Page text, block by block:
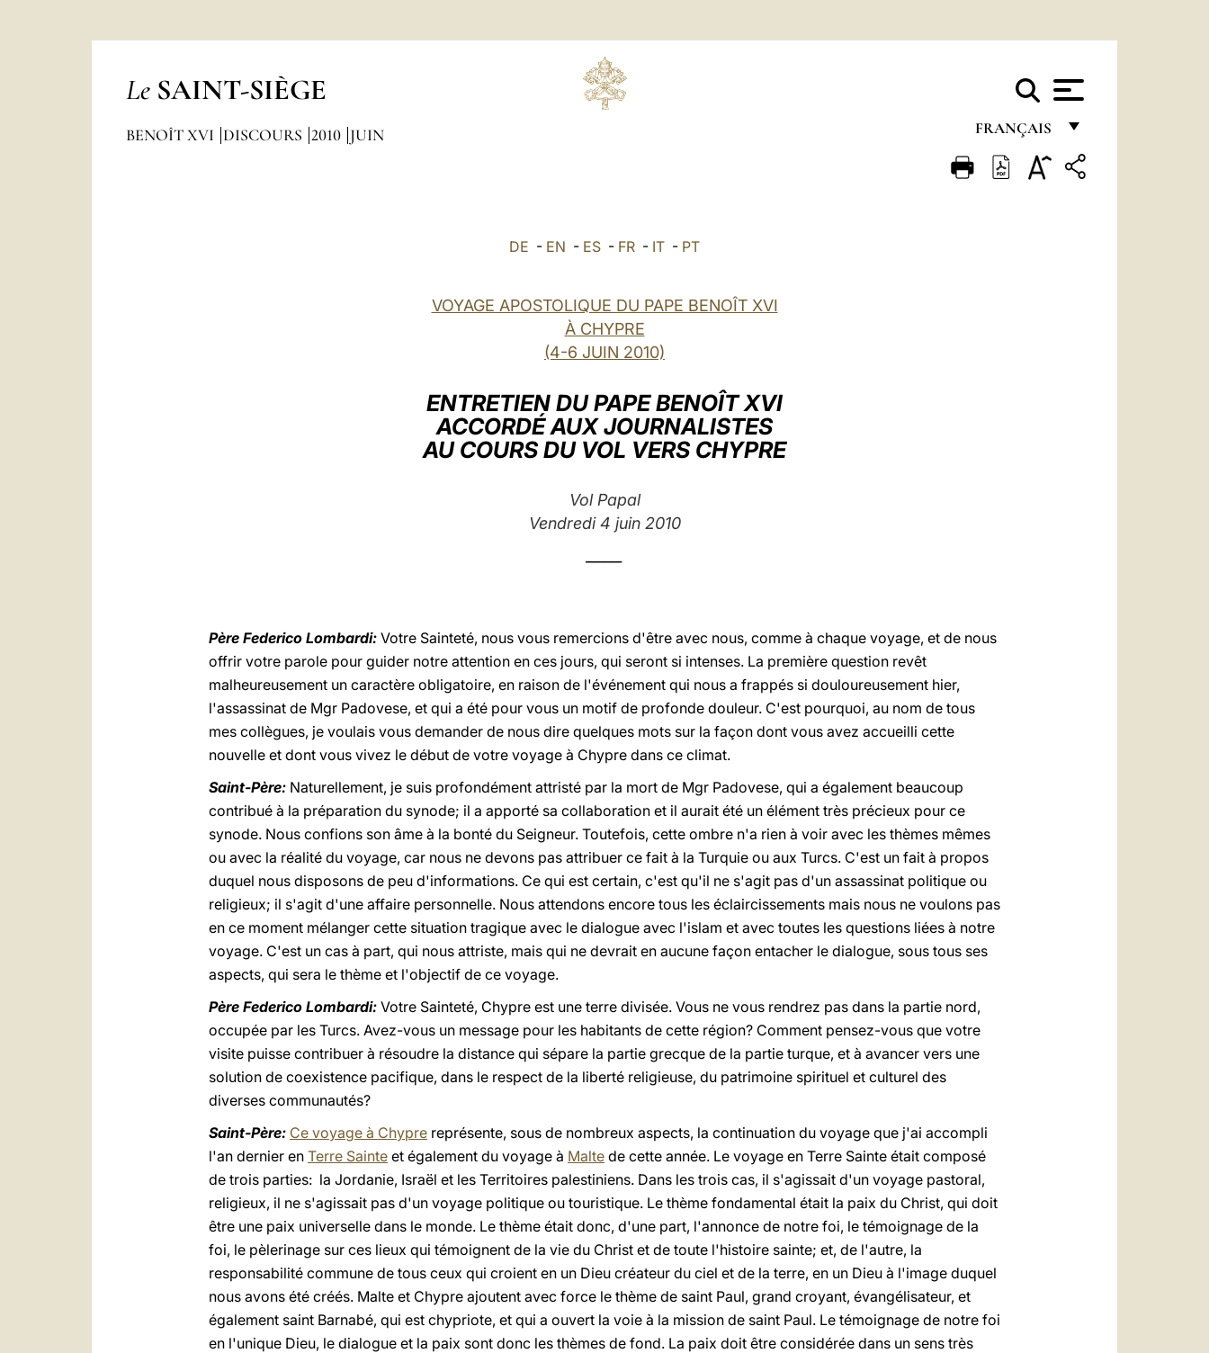
Le SAINT-SIÈGE
FRANÇAIS
FRANÇAIS
BENOÎT XVI DISCOURS 2010 JUIN
DE - EN - ES - FR - IT - PT
VOYAGE APOSTOLIQUE DU PAPE BENOÎT XVI
À CHYPRE
(4-6 JUIN 2010)
ENTRETIEN DU PAPE BENOÎT XVI
ACCORDÉ AUX JOURNALISTES
AU COURS DU VOL VERS CHYPRE
Vol Papal
Vendredi 4 juin 2010
Père Federico Lombardi: Votre Sainteté, nous vous remercions d'être avec nous, comme à chaque voyage, et de nous
offrir votre parole pour guider notre attention en ces jours, qui seront si intenses. La première question revêt
malheureusement un caractère obligatoire, en raison de l'événement qui nous a frappés si douloureusement hier,
l'assassinat de Mgr Padovese, et qui a été pour vous un motif de profonde douleur. C'est pourquoi, au nom de tous
mes collègues, je voulais vous demander de nous dire quelques mots sur la façon dont vous avez accueilli cette
nouvelle et dont vous vivez le début de votre voyage à Chypre dans ce climat.
Saint-Père: Naturellement, je suis profondément attristé par la mort de Mgr Padovese, qui a également beaucoup
contribué à la préparation du synode; il a apporté sa collaboration et il aurait été un élément très précieux pour ce
synode. Nous confions son âme à la bonté du Seigneur. Toutefois, cette ombre n'a rien à voir avec les thèmes mêmes
ou avec la réalité du voyage, car nous ne devons pas attribuer ce fait à la Turquie ou aux Turcs. C'est un fait à propos
duquel nous disposons de peu d'informations. Ce qui est certain, c'est qu'il ne s'agit pas d'un assassinat politique ou
religieux; il s'agit d'une affaire personnelle. Nous attendons encore tous les éclaircissements mais nous ne voulons pas
en ce moment mélanger cette situation tragique avec le dialogue avec l'islam et avec toutes les questions liées à notre
voyage. C'est un cas à part, qui nous attriste, mais qui ne devrait en aucune façon entacher le dialogue, sous tous ses
aspects, qui sera le thème et l'objectif de ce voyage.
Père Federico Lombardi: Votre Sainteté, Chypre est une terre divisée. Vous ne vous rendrez pas dans la partie nord,
occupée par les Turcs. Avez-vous un message pour les habitants de cette région? Comment pensez-vous que votre
visite puisse contribuer à résoudre la distance qui sépare la partie grecque de la partie turque, et à avancer vers une
solution de coexistence pacifique, dans le respect de la liberté religieuse, du patrimoine spirituel et culturel des
diverses communautés?
Saint-Père: Ce voyage à Chypre représente, sous de nombreux aspects, la continuation du voyage que j'ai accompli
l'an dernier en Terre Sainte et également du voyage à Malte de cette année. Le voyage en Terre Sainte était composé
de trois parties: la Jordanie, Israël et les Territoires palestiniens. Dans les trois cas, il s'agissait d'un voyage pastoral,
religieux, il ne s'agissait pas d'un voyage politique ou touristique. Le thème fondamental était la paix du Christ, qui doit
être une paix universelle dans le monde. Le thème était donc, d'une part, l'annonce de notre foi, le témoignage de la
foi, le pèlerinage sur ces lieux qui témoignent de la vie du Christ et de toute l'histoire sainte; et, de l'autre, la
responsabilité commune de tous ceux qui croient en un Dieu créateur du ciel et de la terre, en un Dieu à l'image duquel
nous avons été créés. Malte et Chypre ajoutent avec force le thème de saint Paul, grand croyant, évangélisateur, et
également saint Barnabé, qui est chypriote, et qui a ouvert la voie à la mission de saint Paul. Le témoignage de notre foi
en l'unique Dieu, le dialogue et la paix sont donc les thèmes de fond. La paix doit être considérée dans un sens très